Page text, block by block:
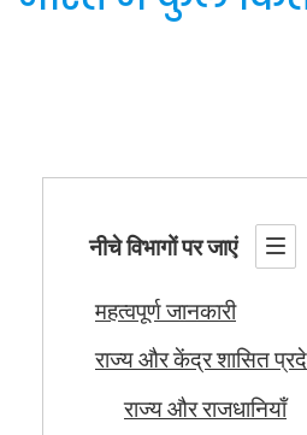
नीचे विभागों पर जाएं
महत्वपूर्ण जानकारी
राज्य और केंद्र शासित
राज्य और राजधानियाँ